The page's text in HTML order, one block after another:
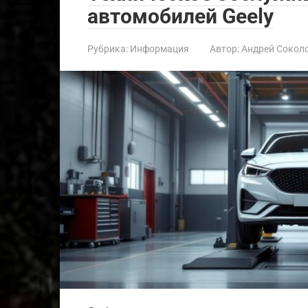
автомобилей Geely
Рубрика: Информация Автор: Андрей